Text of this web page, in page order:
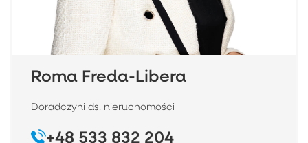
Roma Freda-Libera
Doradczyni ds. nieruchomości
+48 533 832 204